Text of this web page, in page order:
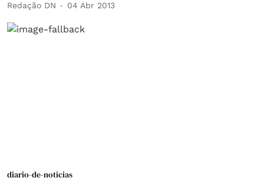
Redação DN 04 Abr 2013
diario-de-noticias